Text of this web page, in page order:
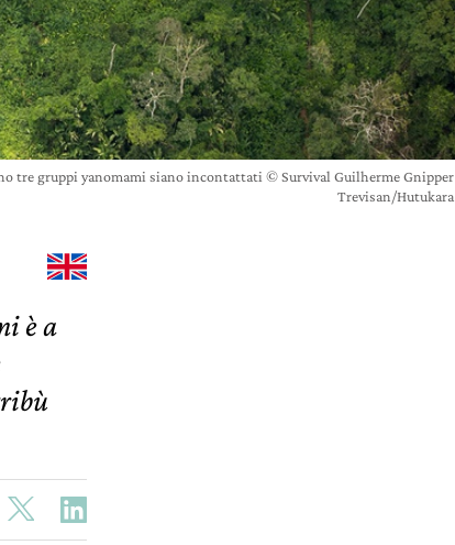
tre gruppi yanomami siano incontattati © Survival Guilherme Gnipper
Trevisan/Hutukara
è a